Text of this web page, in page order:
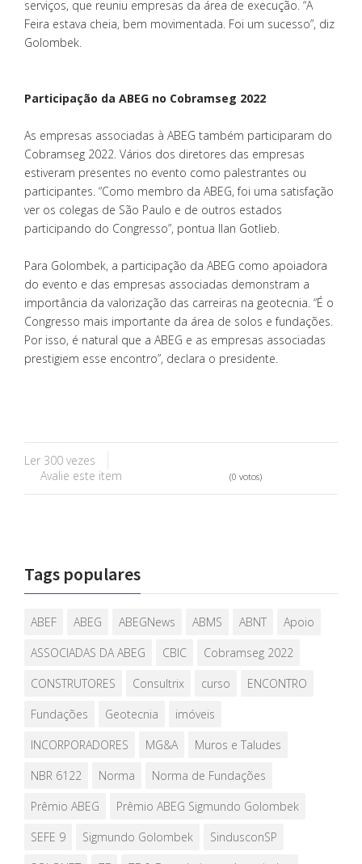
serviços, que reuniu empresas da área de execução. “A
Feira estava cheia, bem movimentada. Foi um sucesso”, diz
Golombek.
Participação da ABEG no Cobramseg 2022
As empresas associadas à ABEG também participaram do
Cobramseg 2022. Vários dos diretores das empresas
estiveram presentes no evento como palestrantes ou
participantes. “Como membro da ABEG, foi uma satisfação
ver os colegas de São Paulo e de outros estados
participando do Congresso”, pontua Ilan Gotlieb.
Para Golombek, a participação da ABEG como apoiadora
do evento e das empresas associadas demonstram a
importância da valorização das carreiras na geotecnia. “É o
Congresso mais importante da área de solos e fundações.
Por isso, é natural que a ABEG e as empresas associadas
prestigiem esse encontro”, declara o presidente.
Ler 300 vezes
Avalie este item
(0 votos)
Tags populares
ABEF ABEG ABEGNews ABMS ABNT
Apoio
ASSOCIADAS DA ABEG
CBIC
Cobramseg 2022
CONSTRUTORES
Consultrix curso
ENCONTRO
Fundações
Geotecnia
imóveis
INCORPORADORES
MG&A
Muros e Taludes
NBR 6122
Norma
Norma de Fundações
Prêmio ABEG
Prêmio ABEG Sigmundo Golombek
SEFE 9
Sigmundo Golombek
SindusconSP